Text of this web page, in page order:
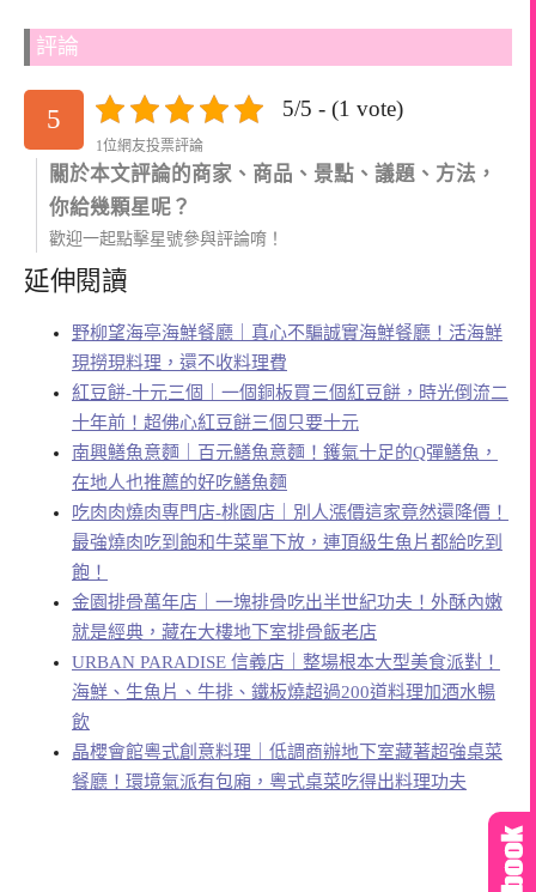
評論
5 5/5 - (1 vote)
1位網友投票評論
關於本文評論的商家、商品、景點、議題、方法，
你給幾顆星呢？
歡迎一起點擊星號參與評論唷！
延伸閱讀
野柳望海亭海鮮餐廳｜真心不騙誠實海鮮餐廳！活海鮮
現撈現料理，還不收料理費
紅豆餅-十元三個｜一個銅板買三個紅豆餅，時光倒流二
十年前！超佛心紅豆餅三個只要十元
南興鱔魚意麵｜百元鱔魚意麵！鑊氣十足的Q彈鱔魚，
在地人也推薦的好吃鱔魚麵
吃肉肉燒肉専門店-桃園店｜別人漲價這家竟然還降價！
最強燒肉吃到飽和牛菜單下放，連頂級生魚片都給吃到
飽！
金園排骨萬年店｜一塊排骨吃出半世紀功夫！外酥內嫩
就是經典，藏在大樓地下室排骨飯老店
URBAN PARADISE 信義店｜整場根本大型美食派對！
海鮮、生魚片、牛排、鐵板燒超過200道料理加酒水暢
飲
晶櫻會館粵式創意料理｜低調商辦地下室藏著超強桌菜
餐廳！環境氣派有包廂，粵式桌菜吃得出料理功夫